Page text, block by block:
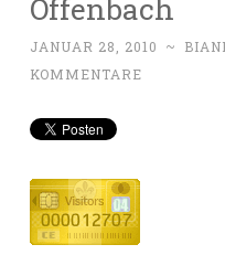
Offenbach
JANUAR 28, 2010 ~
KOMMENTARE